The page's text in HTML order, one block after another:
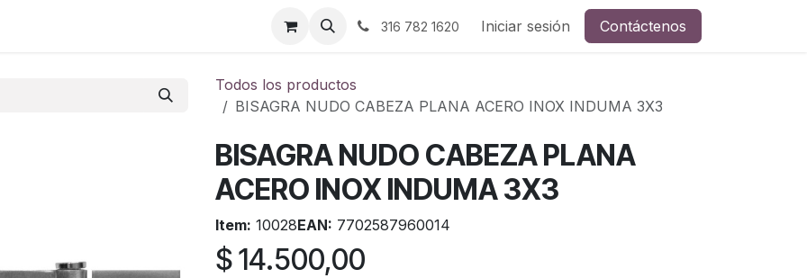
316 782 1620 Iniciar sesión Contáctenos
Todos los productos
BISAGRA NUDO CABEZA PLANA ACERO INOX INDUMA 3X3
BISAGRA NUDO CABEZA PLANA
ACERO INOX INDUMA 3X3
Item: 10028EAN: 7702587960014
$14.500,00